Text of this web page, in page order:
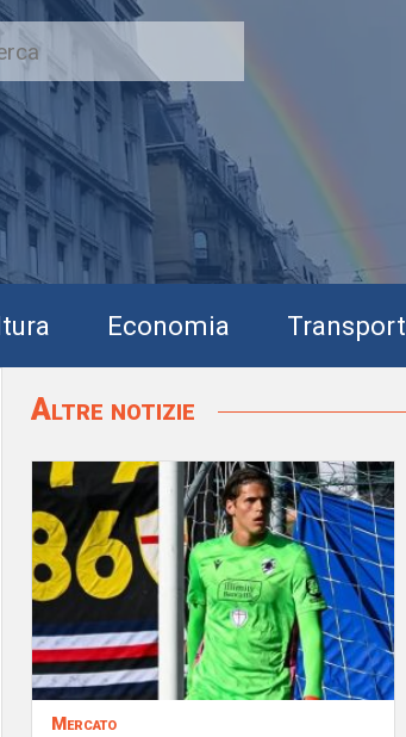
Economia Transport
Altre notizie
Mercato